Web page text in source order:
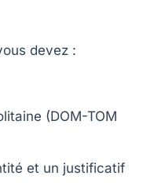
devez :
(DOM-TOM
et un justificatif